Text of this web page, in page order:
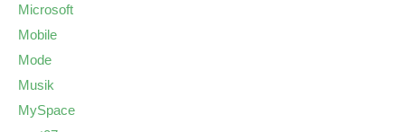
Microsoft
Mobile
Mode
Musik
MySpace